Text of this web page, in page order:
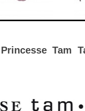
Princesse Tam